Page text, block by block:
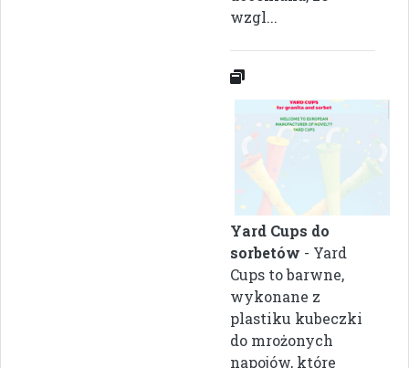
wzgl...
Yard Cups do
sorbetów - Yard
Cups to barwne,
wykonane z
plastiku kubeczki
do mrożonych
napojów, które